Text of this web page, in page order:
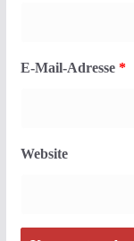
E-Mail-Adresse *
Website